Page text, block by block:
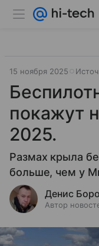
15 ноября 2025
покажут
2025.
Размах крыла
больше, чем у
Денис
Автор